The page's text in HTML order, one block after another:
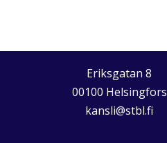
Eriksgatan 8
00100 Helsingfors
kansli@stbl.fi